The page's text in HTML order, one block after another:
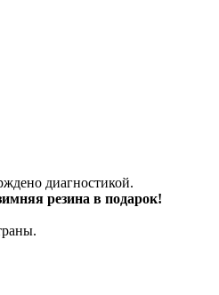
диагностикой.
резина в подарок!